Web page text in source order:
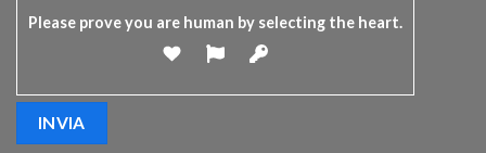
Please prove you are human by selecting the heart.